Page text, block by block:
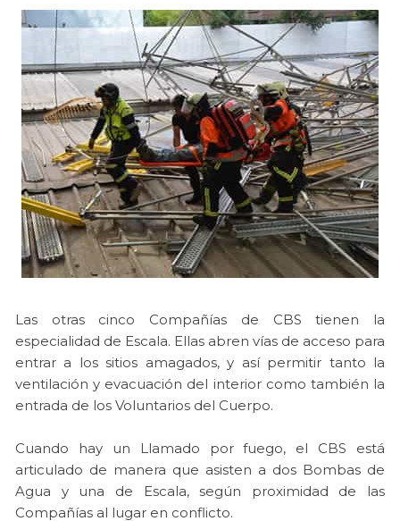
Las otras cinco Compañías de CBS tienen la
especialidad de Escala. Ellas abren vías de acceso para
entrar a los sitios amagados, y así permitir tanto la
ventilación y evacuación del interior como también la
entrada de los Voluntarios del Cuerpo.
Cuando hay un Llamado por fuego, el CBS está
articulado de manera que asisten a dos Bombas de
Agua y una de Escala, según proximidad de las
Compañías al lugar en conflicto.